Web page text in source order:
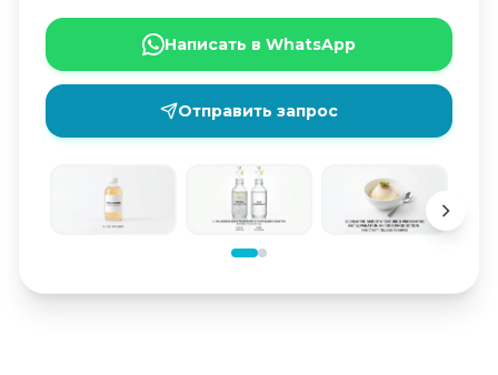
Написать в WhatsApp
Отправить запрос